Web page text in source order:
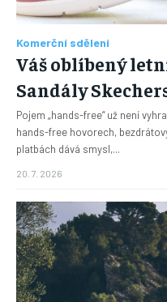
Komerční sdělení
Váš oblíbený
Sandály
Pojem „hands-free“ už není
hands-free hovorech,
platbách dává smysl,...
20. 7. 2026